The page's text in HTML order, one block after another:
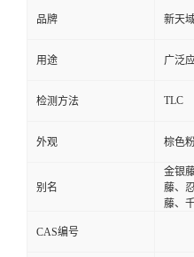
品牌 新天
用途 广泛
检测方法 TLC
外观 棕色
别名
金银
藤、
藤、
CAS编号